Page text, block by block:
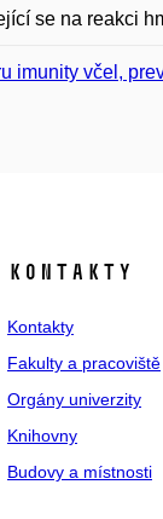
se na reakci
imunity včel,
Kontakty
Kontakty
Fakulty a pracoviště
Orgány univerzity
Knihovny
Budovy a místnosti